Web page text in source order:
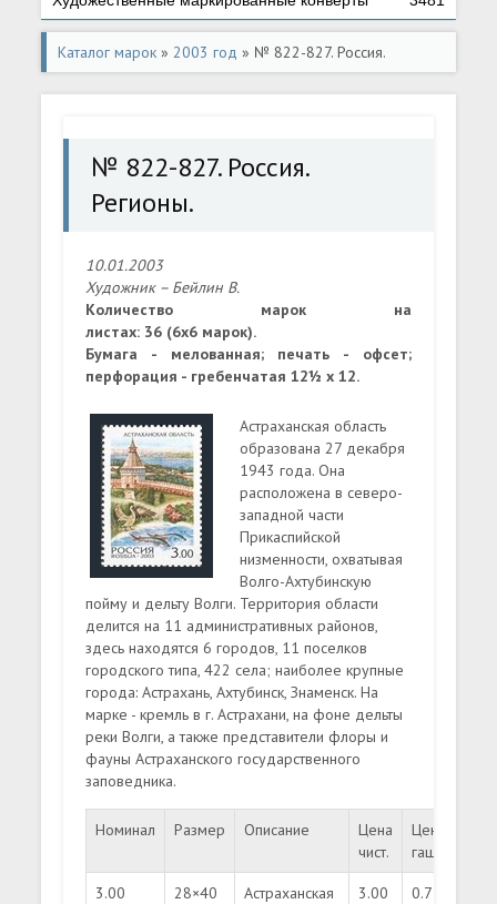
Каталог марок »2003 год » № 822-827. Россия.
Регионы.
№ 822-827. Россия.
Регионы.
10.01.2003
Художник – Бейлин В.
Количество марок на
листах: 36 (6х6 марок).
Бумага - мелованная; печать - офсет;
перфорация - гребенчатая 12½ x 12.
Астраханская область
образована 27 декабря
1943 года. Она
расположена в северо-
западной части
Прикаспийской
низменности, охватывая
Волго-Ахтубинскую
пойму и дельту Волги. Территория области
делится на 11 административных районов,
здесь находятся 6 городов, 11 поселков
городского типа, 422 села; наиболее крупные
города: Астрахань, Ахтубинск, Знаменск. На
марке - кремль в г. Астрахани, на фоне дельты
реки Волги, а также представители флоры и
фауны Астраханского государственного
заповедника.
Номинал Размер Описание
Цена
чист.
Цена
гаш.
3.00 28×40
Астраханская
3.00 0.75